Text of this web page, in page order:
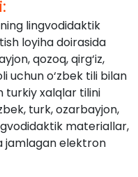
lingvodidaktik
loyiha doirasida
qozoq, qirg‘iz,
uchun o‘zbek tili bilan
turkiy xalqlar tilini
turk, ozarbayjon,
materiallar,
jamlagan elektron